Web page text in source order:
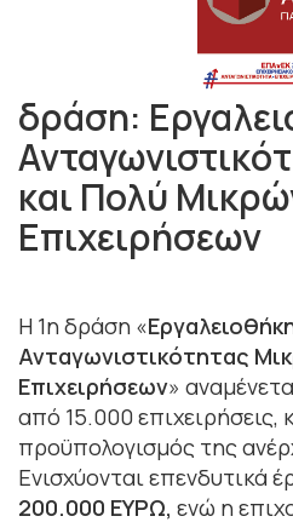
δράση:
και Πολύ
Επιχειρήσεων
Η 1η δράση «
Ανταγωνιστικότητας
Επιχειρήσεων»
από 15.000 επιχειρήσεις,
προϋπολογισμός της
Ενισχύονται επενδυτικά
200.000 ΕΥΡΩ, ενώ η